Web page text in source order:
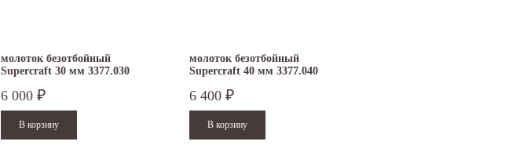
молоток безотбойный
Supercraft 30 мм 3377.030
6 000 ₽
молоток безотбойный
Supercraft 40 мм 3377.040
6 400 ₽